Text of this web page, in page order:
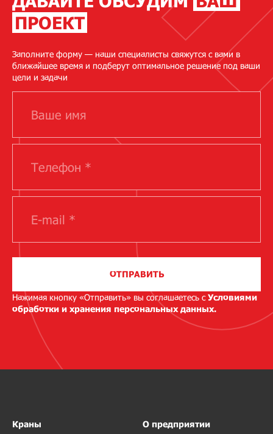
ПРОЕКТ
Заполните форму — наши специалисты свяжутся с вами в
ближайшее время и подберут оптимальное решение под ваши
цели и задачи
ОТПРАВИТЬ
Нажимая кнопку «Отправить» вы соглашаетесь сУсловиями
обработки и хранения персональных данных.
Краны О предприятии